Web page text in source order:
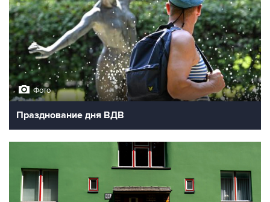
Фото
Празднование дня ВДВ